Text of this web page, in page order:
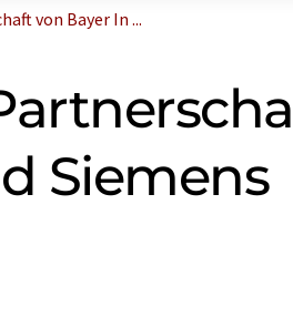
von Bayer In ...
Siemens